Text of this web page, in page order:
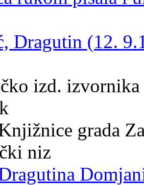
Dragutin (12.
izd.
grada
niz